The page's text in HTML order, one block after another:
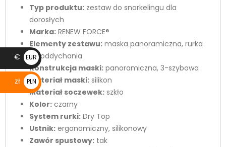
Typ produktu: zestaw do snorkelingu dla
dorosłych
Marka: RENEW FORCE®
Elementy zestawu: maska panoramiczna, rurka
do oddychania
Konstrukcja maski: panoramiczna, 3-szybowa
Materiał maski: silikon
Materiał soczewek: szkło
Kolor: czarny
System rurki: Dry Top
Ustnik: ergonomiczny, silikonowy
Zawór spustowy: tak
€
EUR
€
zł
PLN
zł